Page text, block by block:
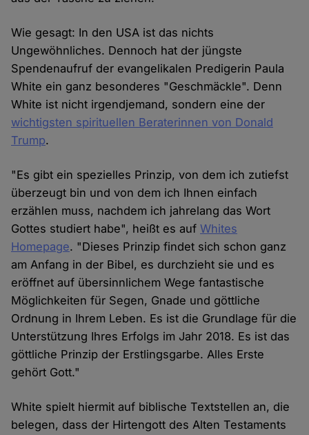
Wie gesagt: In den USA ist das nichts
Ungewöhnliches. Dennoch hat der jüngste
Spendenaufruf der evangelikalen Predigerin Paula
White ein ganz besonderes "Geschmäckle". Denn
White ist nicht irgendjemand, sondern eine der
wichtigsten spirituellen Beraterinnen von Donald
Trump.
"Es gibt ein spezielles Prinzip, von dem ich zutiefst
überzeugt bin und von dem ich Ihnen einfach
erzählen muss, nachdem ich jahrelang das Wort
Gottes studiert habe", heißt es aufWhites
Homepage. "Dieses Prinzip findet sich schon ganz
am Anfang in der Bibel, es durchzieht sie und es
eröffnet auf übersinnlichem Wege fantastische
Möglichkeiten für Segen, Gnade und göttliche
Ordnung in Ihrem Leben. Es ist die Grundlage für die
Unterstützung Ihres Erfolgs im Jahr 2018. Es ist das
göttliche Prinzip der Erstlingsgarbe. Alles Erste
gehört Gott."
White spielt hiermit auf biblische Textstellen an, die
belegen, dass der Hirtengott des Alten Testaments